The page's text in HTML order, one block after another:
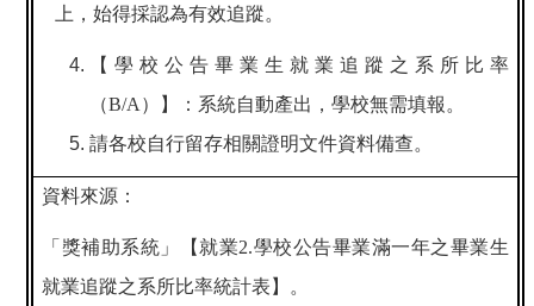
上，始得採認為有效追蹤。
【學校公告畢業生就業追蹤之系所比率
（B/A ）】：系統自動產出，學校無需填報。
請各校自行留存相關證明文件資料備查。
資料來源：
「獎補助系統」【就業2.學校公告畢業滿一年之畢業生
就業追蹤之系所比率統計表】。